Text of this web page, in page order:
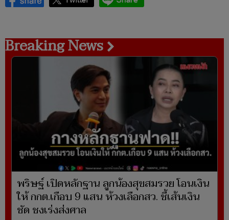
Breaking News
พริษฐ์ เปิดหลักฐาน ลูกน้องสุขสมรวย โอนเงิน
ให้ กกต.เกือบ 9 แสน ห้วงเลือกสว. ชี้เส้นเงิน
ชัด ชงเร่งส่งศาล